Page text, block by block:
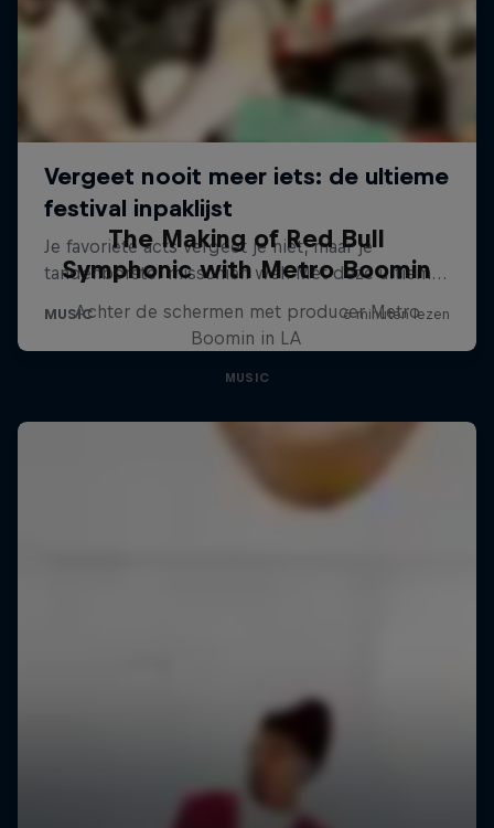
The Making of Red Bull
Symphonic with Metro Boomin
Achter de schermen met producer Metro
Boomin in LA
MUSIC